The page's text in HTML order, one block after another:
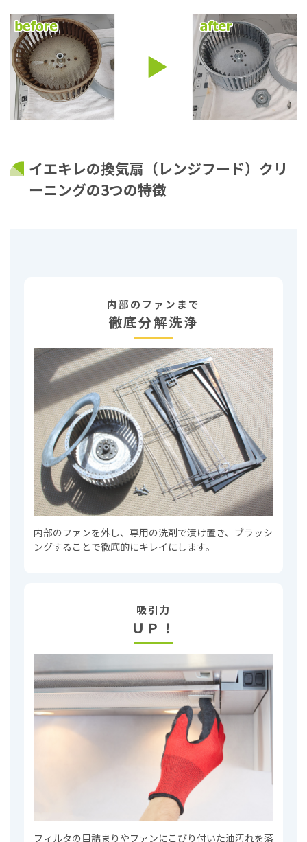
イエキレの換気扇（レンジフード）クリ
ーニングの3つの特徴
内部のファンまで
徹底分解洗浄
内部のファンを外し、専用の洗剤で漬け置き、ブラッシ
ングすることで徹底的にキレイにします。
吸引力
ＵＰ！
フィルタの目詰まりやファンにこびり付いた油汚れを落